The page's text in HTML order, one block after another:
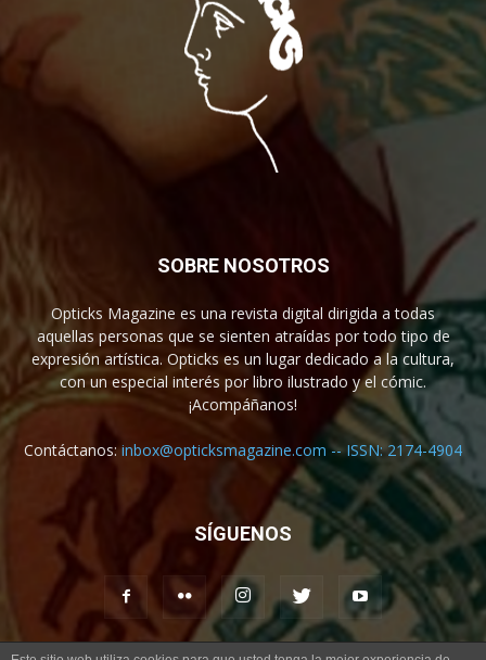
SOBRE NOSOTROS
Opticks Magazine es una revista digital dirigida a todas
aquellas personas que se sienten atraídas por todo tipo de
expresión artística. Opticks es un lugar dedicado a la cultura,
con un especial interés por libro ilustrado y el cómic.
¡Acompáñanos!
Contáctanos:inbox@opticksmagazine.com -- ISSN: 2174-4904
SÍGUENOS